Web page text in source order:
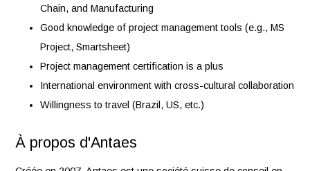
Strong experience managing large, international
Experience working with external partners
Fluent in English and French (Portuguese is a plus)
biologics)
Chain, and Manufacturing
Good knowledge of project management tools (e.g.,